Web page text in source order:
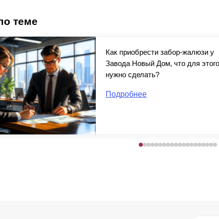
теме
Как приобрести забор-жалюзи у
Завода Новый Дом, что для этого
нужно сделать?
Подробнее